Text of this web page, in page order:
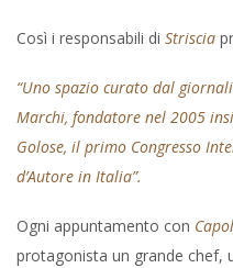
Così i responsabili di Striscia
“Uno spazio curato dal
Marchi, fondatore nel 2005
Golose, il primo Congresso
d’Autore in Italia”.
Ogni appuntamento con
protagonista un grande chef,